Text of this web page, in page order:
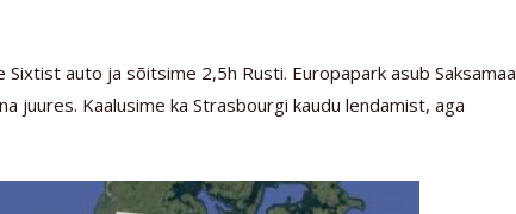
auto ja sõitsime 2,5h Rusti. Europapark asub Saksamaa
juures. Kaalusime ka Strasbourgi kaudu lendamist, aga